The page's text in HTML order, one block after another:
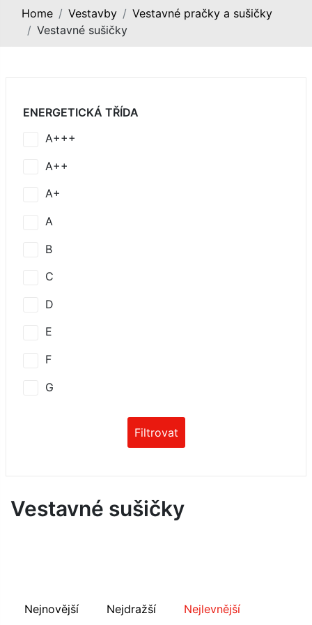
Home Vestavby
Vestavné pračky a sušičky
Vestavné sušičky
ENERGETICKÁ TŘÍDA
A+++
A++
A+
A
B
C
D
E
F
G
Filtrovat
Vestavné sušičky
Nejnovější Nejdražší Nejlevnější